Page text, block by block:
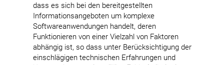
dass es sich bei den bereitgestellten
Informationsangeboten um komplexe
Softwareanwendungen handelt, deren
Funktionieren von einer Vielzahl von Faktoren
abhängig ist, so dass unter Berücksichtigung der
einschlägigen technischen Erfahrungen und